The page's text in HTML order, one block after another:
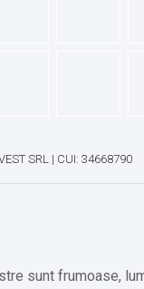
SRL | CUI: 34668790
sunt frumoase,